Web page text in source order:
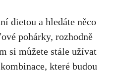
dietou a hledáte něco
pohárky, rozhodně
si můžete stále užívat
které budou